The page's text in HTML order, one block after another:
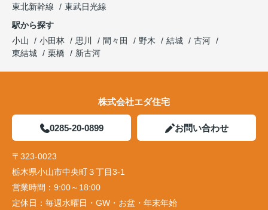
東北新幹線
東武日光線
駅から探す
小山
小田林 思川 間々田 野木 結城
古河
東結城
栗橋 新古河
株式会社エダ住宅
0285-20-0899 お問い合わせ
〒323-0023
栃木県小山市中央町３丁目3-1
営業時間： 9:00～18:00
定休日： 毎週水曜日・GW・お盆・年末年始